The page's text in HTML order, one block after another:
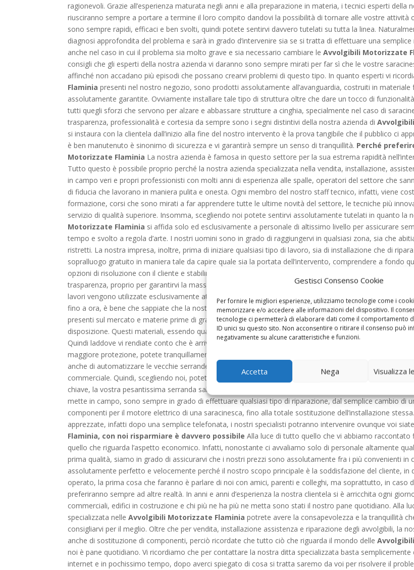
Gestisci Consenso Cookie
Per fornire le migliori esperienze, utilizziamo tecnologie come i
memorizzare e/o accedere alle informazioni del dispositivo. Il
tecnologie ci permetterà di elaborare dati come il comportamento
ID unici su questo sito. Non acconsentire o ritirare il consenso può
negativamente su alcune caratteristiche e funzioni.
Accetta Nega Visualizza
ragionevoli. Grazie all’esperienza maturata negli anni e alla preparazione in materia, i tecnici esperti della
riusciranno sempre a portare a termine il loro compito dandovi la possibilità di tornare alle vostre
sono sempre rapidi, efficaci e ben svolti, quindi potete sentirvi davvero tutelati su tutta la linea.
diagnosi approfondita del problema e sarà in grado d’intervenire sia se si tratta di effettuare una
anche nel caso in cui il problema sia molto grave e sia necessario cambiare leAvvolgibili Motorizzate
consigli che gli esperti della nostra azienda vi daranno sono sempre mirati per far sì che le vostre
affinché non accadano più episodi che possano crearvi problemi di questo tipo. In quanto esperti vi
Flaminiapresenti nel nostro negozio, sono prodotti assolutamente all’avanguardia, costruiti in
assolutamente garantite. Ovviamente installare tale tipo di struttura oltre che dare un tocco di
tutti quegli sforzi che servono per alzare e abbassare strutture a cinghia, specialmente nel caso di
trasparenza, professionalità e cortesia da sempre sono i segni distintivi della nostra azienda di
si instaura con la clientela dall’inizio alla fine del nostro intervento è la prova tangibile che il pubblico ci
è ben manutenuto è sinonimo di sicurezza e vi garantirà sempre un senso di tranquillità. Perché
Motorizzate Flaminia La nostra azienda è famosa in questo settore per la sua estrema rapidità
Tutto questo è possibile proprio perché la nostra azienda specializzata nella vendita, installazione,
in campo veri e propri professionisti con molti anni di esperienza alle spalle, operatori del settore che
di fiducia che lavorano in maniera pulita e onesta. Ogni membro del nostro staff tecnico, infatti, viene
formazione, corsi che sono mirati a far apprendere tutte le ultime novità del settore, le tecniche più
servizio di qualità superiore. Insomma, scegliendo noi potete sentirvi assolutamente tutelati in quanto la
Motorizzate Flaminia si affida solo ed esclusivamente a personale di altissimo livello per assicurare
tempo e svolto a regola d’arte. I nostri uomini sono in grado di raggiungervi in qualsiasi zona, sia che
ristretti. La nostra impresa, inoltre, prima di iniziare qualsiasi tipo di lavoro, sia di installazione che di
sopralluogo gratuito in maniera tale da capire quale sia la portata dell’intervento, comprendere a fondo
opzioni di risoluzione con il cliente e stabilire il costo dell’operazione. Come avrete capito noi esperti delle
trasparenza, proprio per garantirvi la massima sicurezza e tranquillità, inoltre la nostra ditta offre a tutta
lavori vengono utilizzate esclusivamente attrezzature moderne, a norma e totalmente adatte a quello
fino a ora, è bene che sappiate che la nostra impresa specializzata nelleAvvolgibili Motorizzate
presenti sul mercato e materie prime di grande qualità, quindi: alluminio pregiato, acciaio di prima
disposizione. Questi materiali, essendo quanto di meglio si possa utilizzare vi potranno garantire,
Quindi laddove vi rendiate conto che è arrivato il momento di riparare o sostituire la vostra serranda con
maggiore protezione, potete tranquillamente rivolgervi a noi specialisti delle
anche di automatizzare le vecchie serrande a cinghia o a contrappeso sia di casa che del box auto, ma
commerciale. Quindi, scegliendo noi, potete dire addio alla fatica o ai dolori alla schiena, d’ora in poi con
chiave, la vostra pesantissima serranda salirà e scenderà da sola. I tecnici che la nostra azienda
mette in campo, sono sempre in grado di effettuare qualsiasi tipo di riparazione, dal semplice cambio di
componenti per il motore elettrico di una saracinesca, fino alla totale sostituzione dell’installazione
apprezzate, infatti dopo una semplice telefonata, i nostri specialisti potranno intervenire ovunque voi
Flaminia, con noi risparmiare è davvero possibile Alla luce di tutto quello che vi abbiamo
quello che riguarda l’aspetto economico. Infatti, nonostante ci avvaliamo solo di personale altamente
prima qualità, siamo in grado di assicurarvi che i nostri prezzi sono assolutamente fra i più convenienti
assolutamente perfetto e velocemente perché il nostro scopo principale è la soddisfazione del cliente,
operato, la prima cosa che faranno è parlare di noi con amici, parenti e colleghi, ma soprattutto, in caso
preferiranno sempre ad altre realtà. In anni e anni d’esperienza la nostra clientela si è arricchita ogni
commerciali, edifici in costruzione e chi più ne ha più ne metta sono stati il nostro pane quotidiano. Alla
specializzata nelleAvvolgibili Motorizzate Flaminia potrete avere la consapevolezza e la tranquillità
consigliarvi per il meglio. Oltre che per vendita, installazione assistenza e riparazione degli avvolgibili, la
anche di sostituzione di componenti, perciò ricordate che tutto ciò che riguarda il mondo delle
noi è pane quotidiano. Vi ricordiamo che per contattare la nostra ditta specializzata basta
internet e in pochissimo tempo, dopo averci spiegato di cosa si tratta saremo da voi per risolvere il